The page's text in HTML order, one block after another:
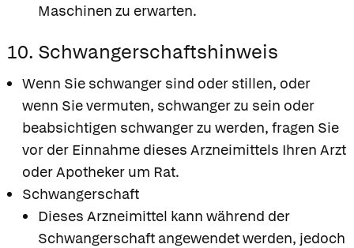
Maschinen zu erwarten.
10. Schwangerschaftshinweis
Wenn Sie schwanger sind oder stillen, oder
wenn Sie vermuten, schwanger zu sein oder
beabsichtigen schwanger zu werden, fragen Sie
vor der Einnahme dieses Arzneimittels Ihren Arzt
oder Apotheker um Rat.
Schwangerschaft
Dieses Arzneimittel kann während der
Schwangerschaft angewendet werden, jedoch